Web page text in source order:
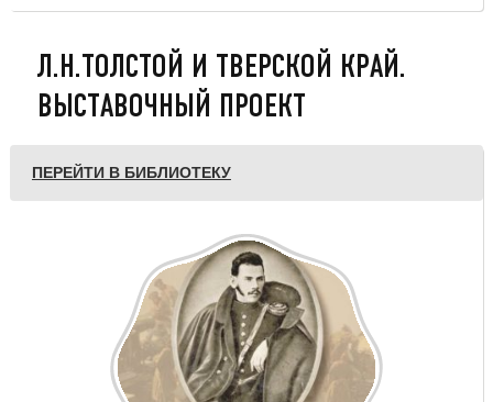
Л.Н.ТОЛСТОЙ И ТВЕРСКОЙ КРАЙ.
ВЫСТАВОЧНЫЙ ПРОЕКТ
ПЕРЕЙТИ В БИБЛИОТЕКУ